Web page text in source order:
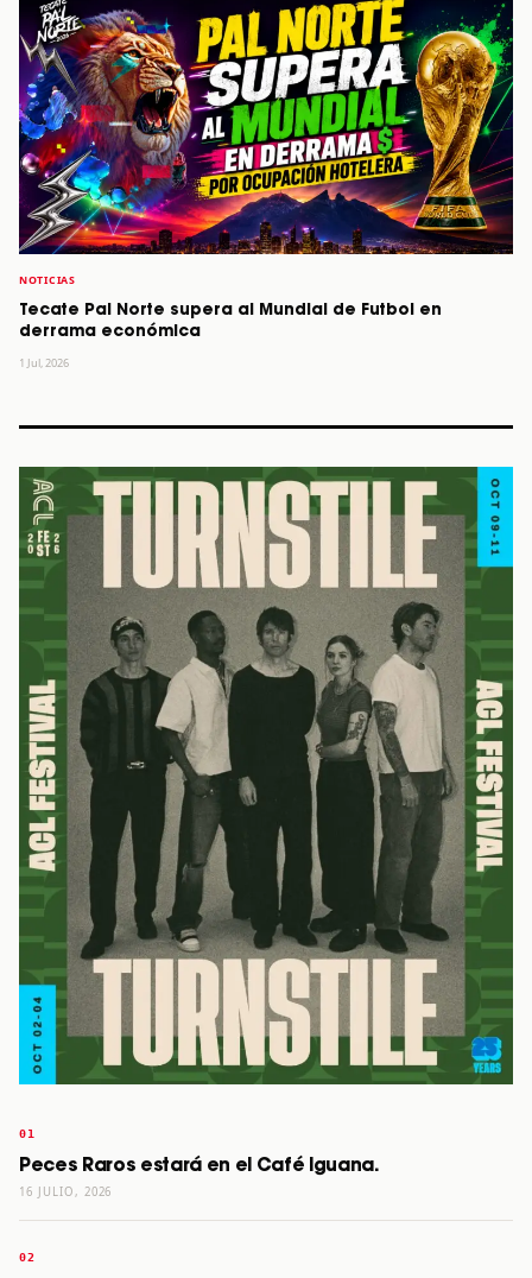
NOTICIAS
Tecate Pal Norte supera al Mundial de Futbol en
derrama económica
1 Jul, 2026
Peces Raros estará en el Café Iguana.
16 JULIO, 2026